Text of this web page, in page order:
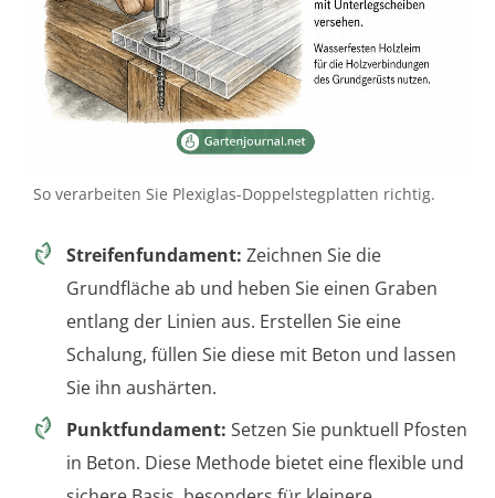
So verarbeiten Sie Plexiglas-Doppelstegplatten richtig.
Streifenfundament: Zeichnen Sie die
Grundfläche ab und heben Sie einen Graben
entlang der Linien aus. Erstellen Sie eine
Schalung, füllen Sie diese mit Beton und lassen
Sie ihn aushärten.
Punktfundament: Setzen Sie punktuell Pfosten
in Beton. Diese Methode bietet eine flexible und